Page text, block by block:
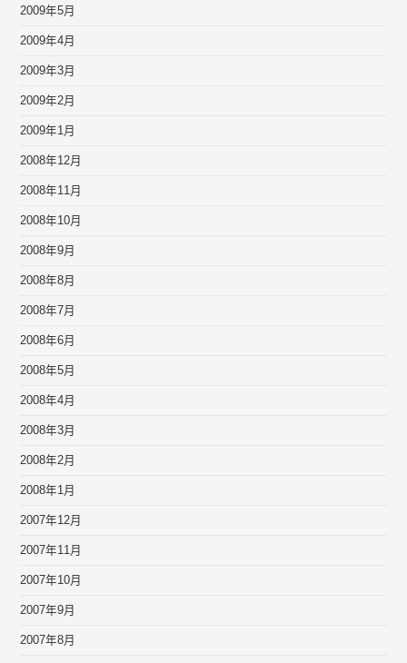
2009年5月
2009年4月
2009年3月
2009年2月
2009年1月
2008年12月
2008年11月
2008年10月
2008年9月
2008年8月
2008年7月
2008年6月
2008年5月
2008年4月
2008年3月
2008年2月
2008年1月
2007年12月
2007年11月
2007年10月
2007年9月
2007年8月